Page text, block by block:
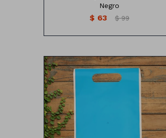
Negro
$ 63 $ 99
Bolsa de nylon colores lisos
Medidas: 25cm x16 cm